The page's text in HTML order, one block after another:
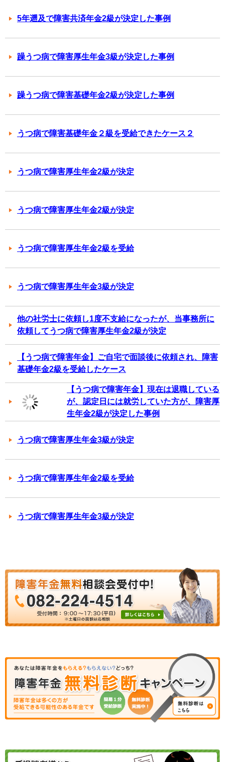
5年遡及で障害共済年金2級が決定した事例
躁うつ病で障害厚生年金3級が決定した事例
躁うつ病で障害基礎年金2級が決定した事例
うつ病で障害基礎年金２級を受給できたケース２
うつ病で障害厚生年金2級が決定
うつ病で障害厚生年金2級が決定
うつ病で障害厚生年金2級を受給
うつ病で障害厚生年金3級が決定
他の社労士に依頼し1度不支給になったが、当事務所に
依頼してうつ病で障害厚生年金2級が決定
【うつ病で障害年金】ご自宅で面談後に依頼され、障害
基礎年金2級を受給したケース
【うつ病で障害年金】現在は退職している
が、認定日には就労していた方が、障害厚
生年金2級が決定した事例
うつ病で障害厚生年金3級が決定
うつ病で障害厚生年金2級を受給
うつ病で障害厚生年金3級が決定